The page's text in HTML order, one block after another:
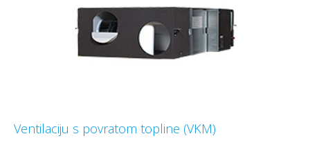
Ventilaciju s povratom topline (VKM)